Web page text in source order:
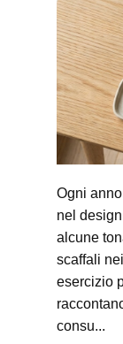
Ogni
nel
alcune
scaffali
esercizio
consu...